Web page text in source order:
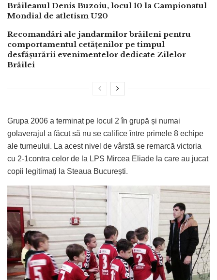
Brăileanul Denis Buzoiu, locul 10 la Campionatul
Mondial de atletism U20
Recomandări ale jandarmilor brăileni pentru
comportamentul cetățenilor pe timpul
desfășurării evenimentelor dedicate Zilelor
Brăilei
Grupa 2006 a terminat pe locul 2 în grupă și numai
golaverajul a făcut să nu se califice între primele 8 echipe
ale turneului. La acest nivel de vârstă se remarcă victoria
cu 2-1contra celor de la LPS Mircea Eliade la care au jucat
copii legitimați la Steaua București.